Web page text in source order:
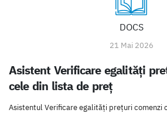
DOCS
21 Mai 2026
Asistent Verificare egalități
cele din lista de preț
Asistentul Verificare egalități prețuri comenzi